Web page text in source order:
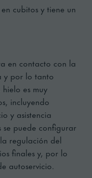
cubitos y tiene un
en contacto con la
y por lo tanto
es muy
incluyendo
y asistencia
puede configurar
regulación del
finales y, por lo
autoservicio.